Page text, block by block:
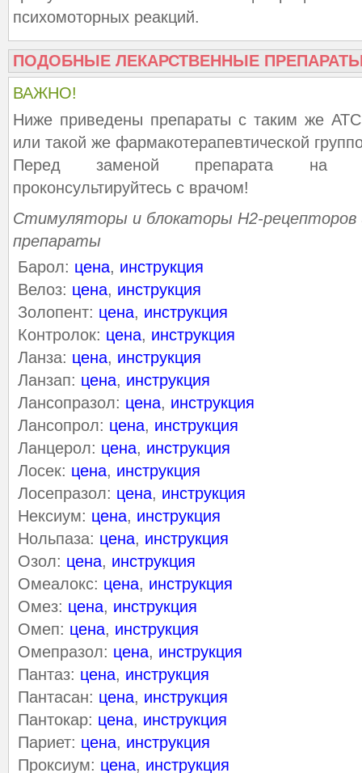
психомоторных реакций.
ПОДОБНЫЕ ЛЕКАРСТВЕННЫЕ
ВАЖНО!
Ниже приведены препараты с таким же
или такой же фармакотерапевтической
Перед заменой препарата на
проконсультируйтесь с врачом!
Стимуляторы и блокаторы Н2-рецепторов
препараты
Барол: цена, инструкция
Велоз: цена, инструкция
Золопент: цена, инструкция
Контролок: цена, инструкция
Ланза: цена, инструкция
Ланзап: цена, инструкция
Лансопразол: цена, инструкция
Лансопрол: цена, инструкция
Ланцерол: цена, инструкция
Лосек: цена, инструкция
Лосепразол: цена, инструкция
Нексиум: цена, инструкция
Нольпаза: цена, инструкция
Озол: цена, инструкция
Омеалокс: цена, инструкция
Омез: цена, инструкция
Омеп: цена, инструкция
Омепразол: цена, инструкция
Пантаз: цена, инструкция
Пантасан: цена, инструкция
Пантокар: цена, инструкция
Париет: цена, инструкция
Проксиум: цена, инструкция